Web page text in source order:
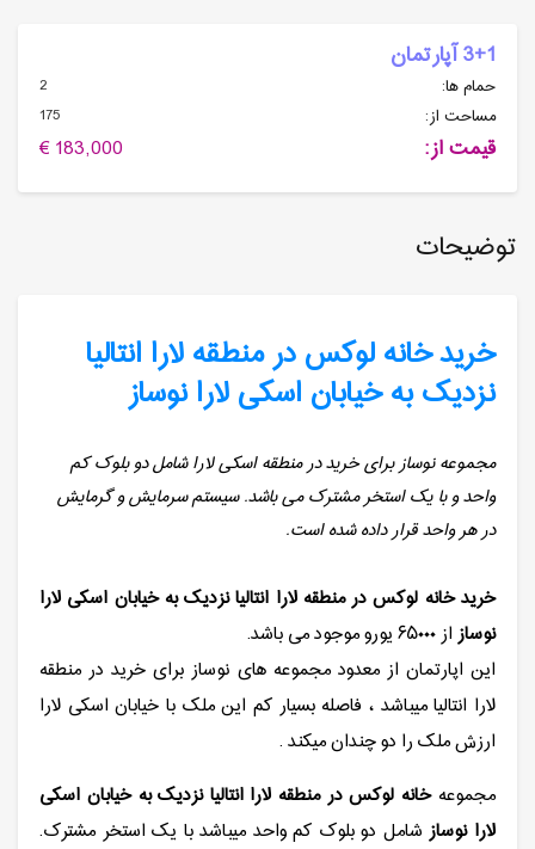
3+1 آپارتمان
حمام ها:
2
مساحت از:
175
قیمت از: 183,000 €
توضیحات
خرید خانه لوکس در منطقه لارا انتالیا
نزدیک به خیابان اسکی لارا نوساز
مجموعه نوساز برای خرید در منطقه اسکی لارا شامل دو بلوک کم
واحد و با یک استخر مشترک می باشد. سیستم سرمایش و گرمایش
در هر واحد قرار داده شده است.
خرید خانه لوکس در منطقه لارا انتالیا نزدیک به خیابان اسکی لارا
نوسازاز ۶۵۰۰۰ یورو موجود می باشد.
این اپارتمان از معدود مجموعه های نوساز برای خرید در منطقه
لارا انتالیا میباشد ، فاصله بسیار کم این ملک با خیابان اسکی لارا
ارزش ملک را دو چندان میکند .
مجموعهخانه لوکس در منطقه لارا انتالیا نزدیک به خیابان اسکی
لارا نوسازشامل دو بلوک کم واحد میباشد با یک استخر مشترک.